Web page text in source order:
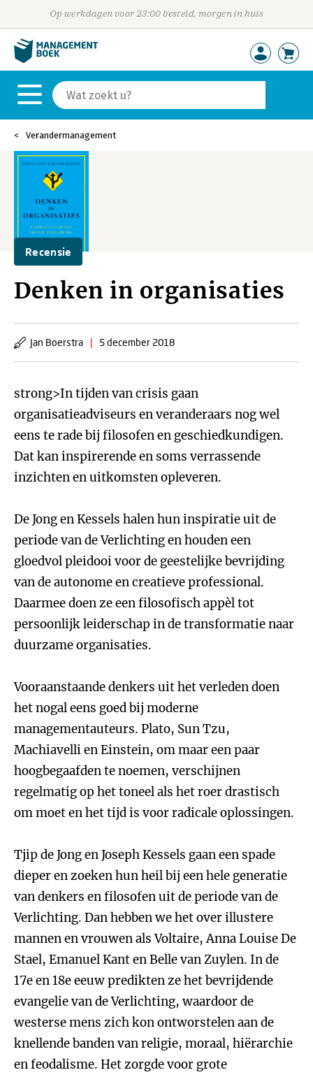
Op werkdagen voor 23:00 besteld, morgen in huis
Verandermanagement
Recensie
Denken in organisaties
Jan Boerstra | 5 december 2018
strong>In tijden van crisis gaan
organisatieadviseurs en veranderaars nog wel
eens te rade bij filosofen en geschiedkundigen.
Dat kan inspirerende en soms verrassende
inzichten en uitkomsten opleveren.
De Jong en Kessels halen hun inspiratie uit de
periode van de Verlichting en houden een
gloedvol pleidooi voor de geestelijke bevrijding
van de autonome en creatieve professional.
Daarmee doen ze een filosofisch appèl tot
persoonlijk leiderschap in de transformatie naar
duurzame organisaties.
Vooraanstaande denkers uit het verleden doen
het nogal eens goed bij moderne
managementauteurs. Plato, Sun Tzu,
Machiavelli en Einstein, om maar een paar
hoogbegaafden te noemen, verschijnen
regelmatig op het toneel als het roer drastisch
om moet en het tijd is voor radicale oplossingen.
Tjip de Jong en Joseph Kessels gaan een spade
dieper en zoeken hun heil bij een hele generatie
van denkers en filosofen uit de periode van de
Verlichting. Dan hebben we het over illustere
mannen en vrouwen als Voltaire, Anna Louise De
Stael, Emanuel Kant en Belle van Zuylen. In de
17e en 18e eeuw predikten ze het bevrijdende
evangelie van de Verlichting, waardoor de
westerse mens zich kon ontworstelen aan de
knellende banden van religie, moraal, hiërarchie
en feodalisme. Het zorgde voor grote